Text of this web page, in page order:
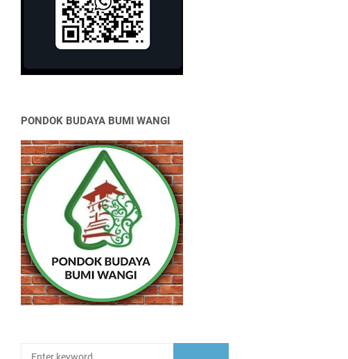
PONDOK BUDAYA BUMI WANGI